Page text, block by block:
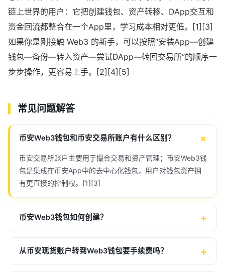
链上世界的用户：它把创建钱包、资产转移、DApp交互和
资金回流都整合在一个App里，学习成本相对更低。[1][3]
如果你是刚接触 Web3 的新手，可以按照“安装App—创建
钱包—备份—转入资产—尝试DApp—转回交易所”的顺序一
步步操作，更容易上手。[2][4][5]
常见问题解答
币安Web3钱包和币安交易所账户有什么区别？
币安交易所账户主要用于撮合交易和资产管理；币安Web3钱
包是集成在币安App中的去中心化钱包，用户对钱包资产拥
有更直接的控制权。[1][3]
币安Web3钱包如何创建？
从币安现货账户转到Web3钱包要手续费吗？